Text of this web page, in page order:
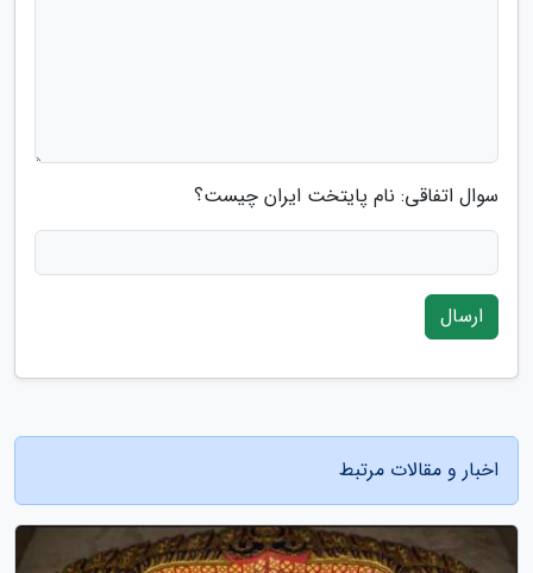
سوال اتفاقی: نام پایتخت ایران چیست؟
ارسال
اخبار و مقالات مرتبط